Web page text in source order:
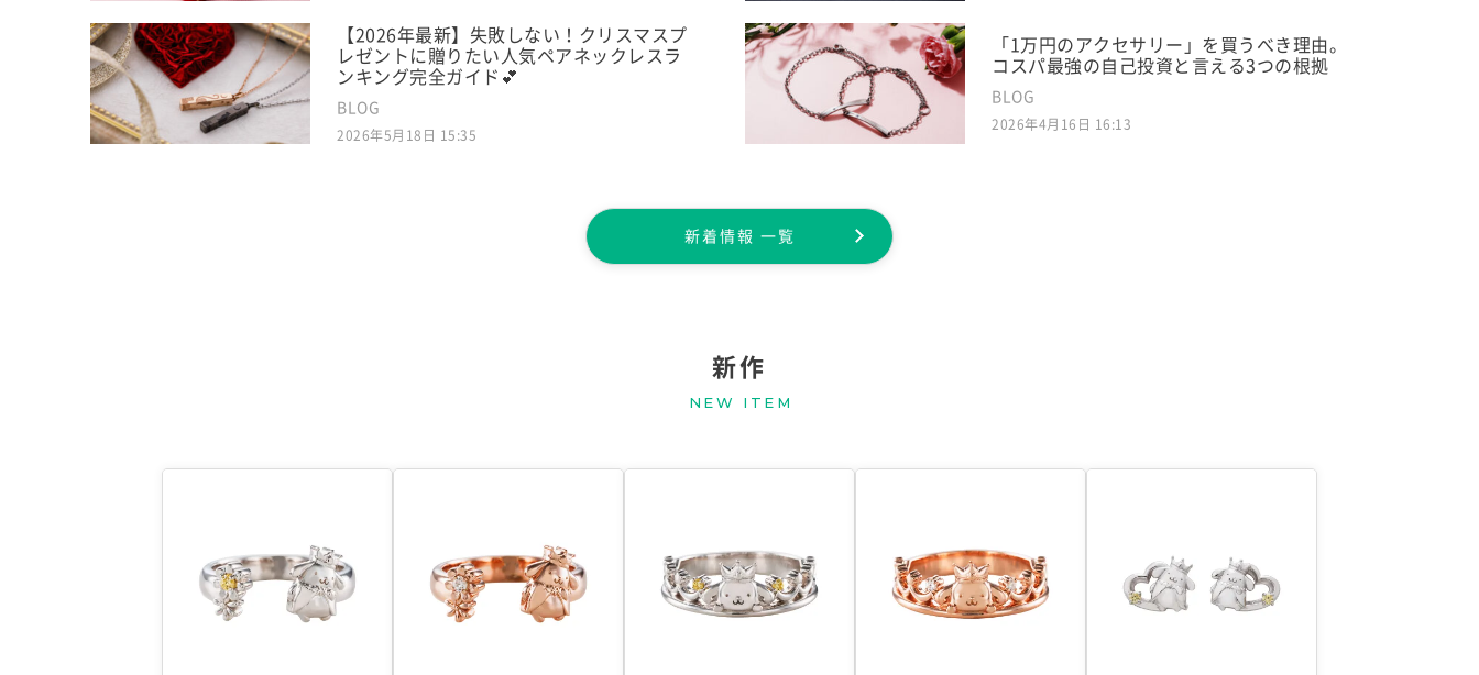
【2026年最新】失敗しない！クリスマスプ
レゼントに贈りたい人気ペアネックレスラ
ンキング完全ガイド💕
BLOG
2026年5月18日 15:35
「1万円のアクセサリー」を買うべき理由。
コスパ最強の自己投資と言える3つの根拠
BLOG
2026年4月16日 16:13
新着情報 一覧
新作
NEW ITEM